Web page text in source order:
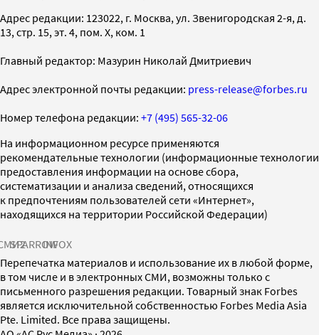
Адрес редакции: 123022, г. Москва, ул. Звенигородская 2-я, д.
13, стр. 15, эт. 4, пом. X, ком. 1
Главный редактор: Мазурин Николай Дмитриевич
Адрес электронной почты редакции: press-release@forbes.ru
Номер телефона редакции: +7 (495) 565-32-06
На информационном ресурсе применяются
рекомендательные технологии (информационные технологии
предоставления информации на основе сбора,
систематизации и анализа сведений, относящихся
к предпочтениям пользователей сети «Интернет»,
находящихся на территории Российской Федерации)
SPARROWINFOX
Перепечатка материалов и использование их в любой форме,
в том числе и в электронных СМИ, возможны только с
письменного разрешения редакции. Товарный знак Forbes
является исключительной собственностью Forbes Media Asia
Pte. Limited. Все права защищены.